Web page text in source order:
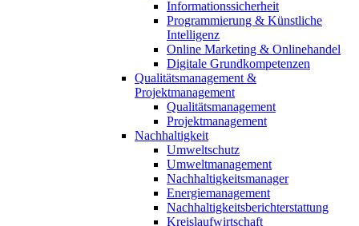
Informationssicherheit
Programmierung & Künstliche
Intelligenz
Online Marketing & Onlinehandel
Digitale Grundkompetenzen
Qualitätsmanagement &
Projektmanagement
Qualitätsmanagement
Projektmanagement
Nachhaltigkeit
Umweltschutz
Umweltmanagement
Nachhaltigkeitsmanager
Energiemanagement
Nachhaltigkeitsberichterstattung
Kreislaufwirtschaft